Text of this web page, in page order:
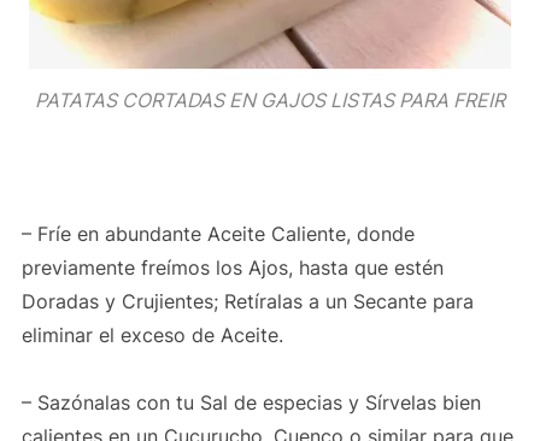
PATATAS CORTADAS EN GAJOS LISTAS PARA FREIR
– Fríe en abundante Aceite Caliente, donde
previamente freímos los Ajos, hasta que estén
Doradas y Crujientes; Retíralas a un Secante para
eliminar el exceso de Aceite.
– Sazónalas con tu Sal de especias y Sírvelas bien
calientes en un Cucurucho, Cuenco o similar para que